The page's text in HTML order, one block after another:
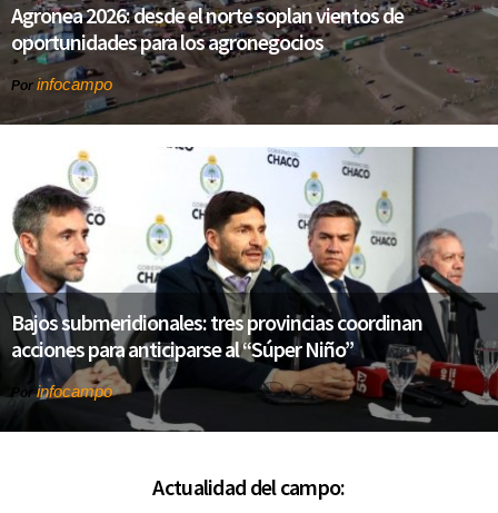
Agronea 2026: desde el norte soplan vientos de
oportunidades para los agronegocios
Por infocampo
Bajos submeridionales: tres provincias coordinan
acciones para anticiparse al “Súper Niño”
Porinfocampo
Actualidad del campo: